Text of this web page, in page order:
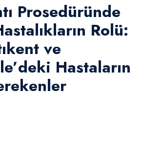
Prosedüründe
Rolü:
ve
Hastaların